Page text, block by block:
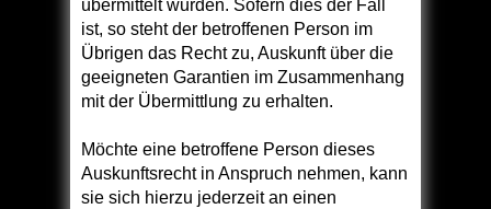
übermittelt wurden. Sofern dies der Fall
ist, so steht der betroffenen Person im
Übrigen das Recht zu, Auskunft über die
geeigneten Garantien im Zusammenhang
mit der Übermittlung zu erhalten.
Möchte eine betroffene Person dieses
Auskunftsrecht in Anspruch nehmen, kann
sie sich hierzu jederzeit an einen